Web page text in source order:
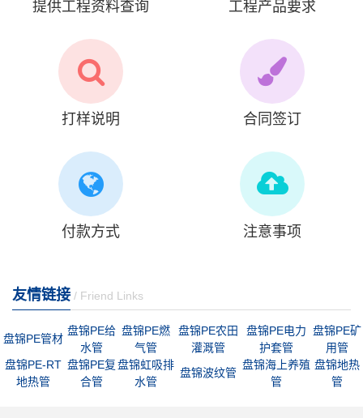
提供工程资料查询 工程产品要求
打样说明 合同签订
付款方式 注意事项
友情链接 / Friend Links
盘锦PE管材
盘锦PE给
水管
盘锦PE燃
气管
盘锦PE农田
灌溉管
盘锦PE电力
护套管
盘锦PE矿
用管
盘锦PE-RT
地热管
盘锦PE复
合管
盘锦虹吸排
水管
盘锦波纹管
盘锦海上养殖
管
盘锦地热
管